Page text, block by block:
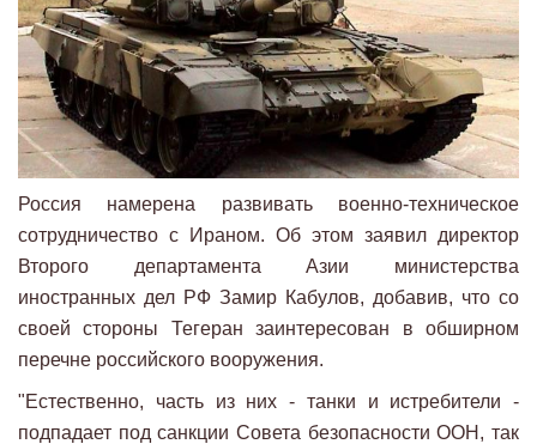
Россия намерена развивать военно-техническое
сотрудничество с Ираном. Об этом заявил директор
Второго департамента Азии министерства
иностранных дел РФ Замир Кабулов, добавив, что со
своей стороны Тегеран заинтересован в обширном
перечне российского вооружения.
"Естественно, часть из них - танки и истребители -
подпадает под санкции Совета безопасности ООН, так